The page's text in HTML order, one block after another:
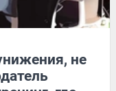
не